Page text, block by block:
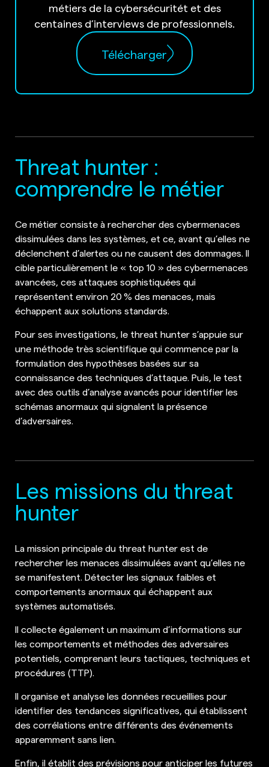
métiers de la cybersécuritét et des
centaines d’interviews de professionnels.
Télécharger
Threat hunter :
comprendre le métier
Ce métier consiste à rechercher des cybermenaces
dissimulées dans les systèmes, et ce, avant qu’elles ne
déclenchent d’alertes ou ne causent des dommages. Il
cible particulièrement le « top 10 » des cybermenaces
avancées, ces attaques sophistiquées qui
représentent environ 20 % des menaces, mais
échappent aux solutions standards.
Pour ses investigations, le threat hunter s’appuie sur
une méthode très scientifique qui commence par la
formulation des hypothèses basées sur sa
connaissance des techniques d’attaque. Puis, le test
avec des outils d’analyse avancés pour identifier les
schémas anormaux qui signalent la présence
d’adversaires.
Les missions du threat
hunter
La mission principale du threat hunter est de
rechercher les menaces dissimulées avant qu’elles ne
se manifestent. Détecter les signaux faibles et
comportements anormaux qui échappent aux
systèmes automatisés.
Il collecte également un maximum d’informations sur
les comportements et méthodes des adversaires
potentiels, comprenant leurs tactiques, techniques et
procédures (TTP).
Il organise et analyse les données recueillies pour
identifier des tendances significatives, qui établissent
des corrélations entre différents des événements
apparemment sans lien.
Enfin, il établit des prévisions pour anticiper les futures